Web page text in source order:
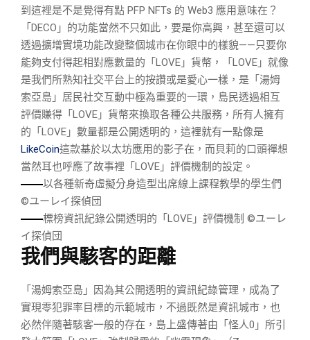
到這裡是不是覺得有點 PFP NFTs 的 Web3 應用意味在？
「DECO」的功能當然不只如此，要是你高興，甚至還可以
透過擴增實境功能改變整個城市在你眼中的樣貌——只要你
能夠支付得起相對應數量的「LOVE」貨幣，「LOVE」就像
是我們所熟知社交平台上的按讚或是愛心一樣，是「湯姆
索亞島」居民社交互動中極為重要的一環，島民透過相互
評價賺得「LOVE」貨幣來換取各種公共服務，所有人擁有
的「LOVE」數量都是公開透明的，這裡就有一點像是
LikeCoin這款基於以太坊應用的影子在，而貝莉的口頭禪想
當然耳也呼應了故事裡「LOVE」評價機制的設定。
以各種新奇虛擬分身造型出席線上課程教學的學生們
©ユーレイ探偵団
標榜資訊紀錄公開透明的「LOVE」評價機制 ©ユーレ
イ探偵団
我們與駭客的距離
「湯姆索亞島」因為其公開透明的資訊紀錄管理，成為了
實現零犯罪率目標的示範城市，不過既然是資訊城市，也
必然伴隨著駭客一般的存在，島上盛傳著由「怪人0」所引